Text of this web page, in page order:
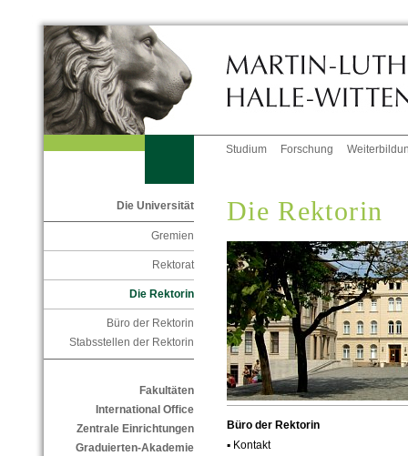
Studium Forschung
Die Universität
Gremien
Rektorat
Die Rektorin
Büro der Rektorin
Stabsstellen der Rektorin
Fakultäten
International Office
Zentrale Einrichtungen
Graduierten-Akademie
Die Rektorin
Büro der Rektorin
▪ Kontakt